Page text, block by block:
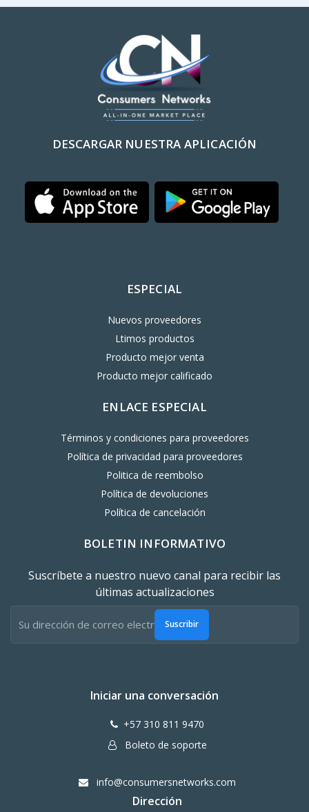
DESCARGAR NUESTRA APLICACIÓN
ESPECIAL
Nuevos proveedores
Ltimos productos
Producto mejor venta
Producto mejor calificado
ENLACE ESPECIAL
Términos y condiciones para proveedores
Política de privacidad para proveedores
Politica de reembolso
Política de devoluciones
Política de cancelación
BOLETIN INFORMATIVO
Suscríbete a nuestro nuevo canal para recibir las
últimas actualizaciones
Suscribir
Iniciar una conversación
+57 310 811 9470
Boleto de soporte
info@consumersnetworks.com
Dirección